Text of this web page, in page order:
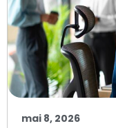
mai 8, 2026